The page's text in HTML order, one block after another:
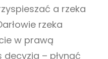
a rzeka
rzeka
w prawą
decyzja – płynąć